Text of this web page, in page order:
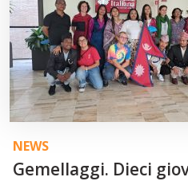
NEWS
Gemellaggi. Dieci